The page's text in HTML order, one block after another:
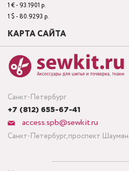
Санкт-Петербург
+7 (812) 655-67-41
access.spb@sewkit.ru
Санкт-Петербург, проспект
1 € - 93.1901 р.
1 $ - 80.9293 р.
КАРТА САЙТА